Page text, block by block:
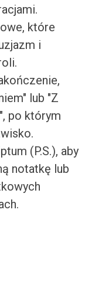
które
i
lub "Z
po którym
(P.S.), aby
notatkę lub